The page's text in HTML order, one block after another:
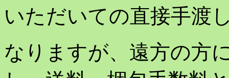
いただいての直接手渡
なりますが、遠方の方